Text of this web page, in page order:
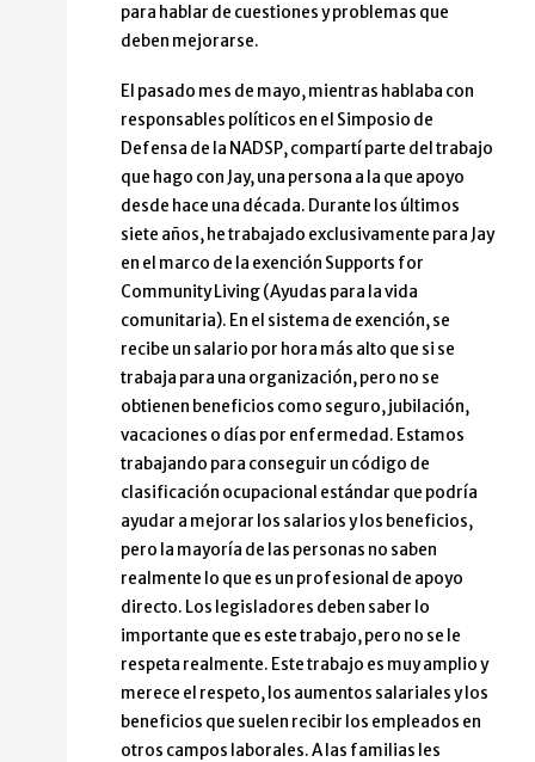
para hablar de cuestiones y problemas que
deben mejorarse.
El pasado mes de mayo, mientras hablaba con
responsables políticos en el Simposio de
Defensa de la NADSP, compartí parte del trabajo
que hago con Jay, una persona a la que apoyo
desde hace una década. Durante los últimos
siete años, he trabajado exclusivamente para Jay
en el marco de la exención Supports for
Community Living (Ayudas para la vida
comunitaria). En el sistema de exención, se
recibe un salario por hora más alto que si se
trabaja para una organización, pero no se
obtienen beneficios como seguro, jubilación,
vacaciones o días por enfermedad. Estamos
trabajando para conseguir un código de
clasificación ocupacional estándar que podría
ayudar a mejorar los salarios y los beneficios,
pero la mayoría de las personas no saben
realmente lo que es un profesional de apoyo
directo. Los legisladores deben saber lo
importante que es este trabajo, pero no se le
respeta realmente. Este trabajo es muy amplio y
merece el respeto, los aumentos salariales y los
beneficios que suelen recibir los empleados en
otros campos laborales. A las familias les